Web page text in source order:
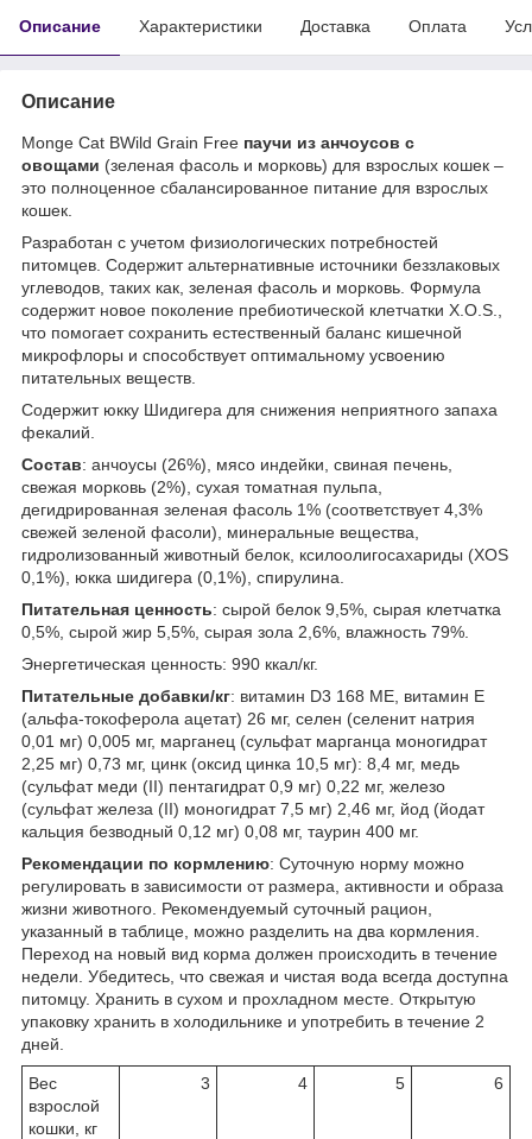
Описание Характеристики Доставка Оплата
Описание
Monge Cat BWild Grain Free паучи из анчоусов с
овощами (зеленая фасоль и морковь) для взрослых кошек –
это полноценное сбалансированное питание для взрослых
кошек.
Разработан с учетом физиологических потребностей
питомцев. Содержит альтернативные источники беззлаковых
углеводов, таких как, зеленая фасоль и морковь. Формула
содержит новое поколение пребиотической клетчатки Х.О.S.,
что помогает сохранить естественный баланс кишечной
микрофлоры и способствует оптимальному усвоению
питательных веществ.
Содержит юкку Шидигера для снижения неприятного запаха
фекалий.
Состав: анчоусы (26%), мясо индейки, свиная печень,
свежая морковь (2%), сухая томатная пульпа,
дегидрированная зеленая фасоль 1% (соответствует 4,3%
свежей зеленой фасоли), минеральные вещества,
гидролизованный животный белок, ксилоолигосахариды (XOS
0,1%), юкка шидигера (0,1%), спирулина.
Питательная ценность: сырой белок 9,5%, сырая клетчатка
0,5%, сырой жир 5,5%, сырая зола 2,6%, влажность 79%.
Энергетическая ценность: 990 ккал/кг.
Питательные добавки/кг: витамин D3 168 МЕ, витамин Е
(альфа-токоферола ацетат) 26 мг, селен (селенит натрия
0,01 мг) 0,005 мг, марганец (сульфат марганца моногидрат
2,25 мг) 0,73 мг, цинк (оксид цинка 10,5 мг): 8,4 мг, медь
(сульфат меди (II) пентагидрат 0,9 мг) 0,22 мг, железо
(сульфат железа (II) моногидрат 7,5 мг) 2,46 мг, йод (йодат
кальция безводный 0,12 мг) 0,08 мг, таурин 400 мг.
Рекомендации по кормлению: Суточную норму можно
регулировать в зависимости от размера, активности и образа
жизни животного. Рекомендуемый суточный рацион,
указанный в таблице, можно разделить на два кормления.
Переход на новый вид корма должен происходить в течение
недели. Убедитесь, что свежая и чистая вода всегда доступна
питомцу. Хранить в сухом и прохладном месте. Открытую
упаковку хранить в холодильнике и употребить в течение 2
дней.
Вес
взрослой
кошки, кг
3 4 5 6